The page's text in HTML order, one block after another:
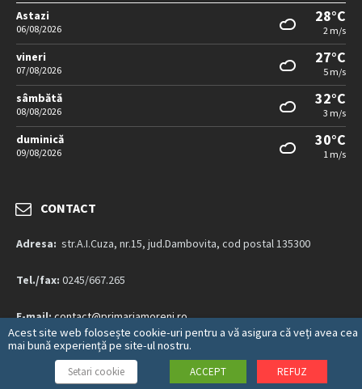
Astazi
06/08/2026
28°C
2 m/s
vineri
07/08/2026
27°C
5 m/s
sâmbătă
08/08/2026
32°C
3 m/s
duminică
09/08/2026
30°C
1 m/s
CONTACT
Adresa: str.A.I.Cuza, nr.15, jud.Dambovita, cod postal 135300
Tel./fax: 0245/667.265
E-mail:contact@primariamoreni.ro
Mai multe detalii…
Acest site web folosește cookie-uri pentru a vă asigura că veți avea cea
mai bună experiență pe site-ul nostru.
Setari cookie ACCEPT REFUZ